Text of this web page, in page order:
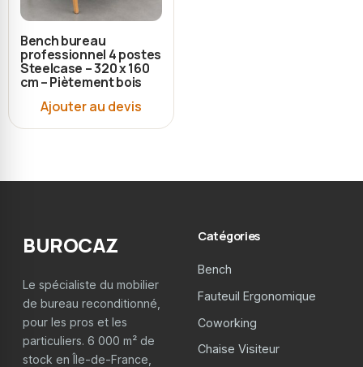
Bench bureau
professionnel 4 postes
Steelcase – 320 x 160
cm – Piètement bois
Ajouter au devis
BUROCAZ
Le spécialiste du mobilier
de bureau reconditionné,
pour les pros et les
particuliers. 6 000 m² de
stock en Île-de-France,
Catégories
Bench
Fauteuil Ergonomique
Coworking
Chaise Visiteur